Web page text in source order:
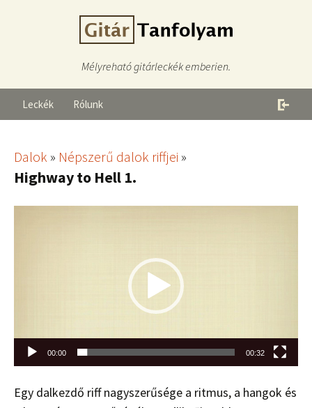
Mélyreható gitárleckék emberien.
Leckék Rólunk
Dalok » Népszerű dalok riffjei »
Highway to Hell 1.
00:00 00:32
Egy dalkezdő riff nagyszerűsége a ritmus, a hangok és